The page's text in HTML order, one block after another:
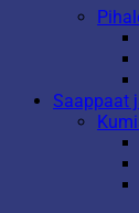
Saappaat